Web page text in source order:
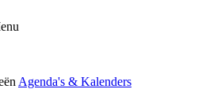
Agenda's & Kalenders